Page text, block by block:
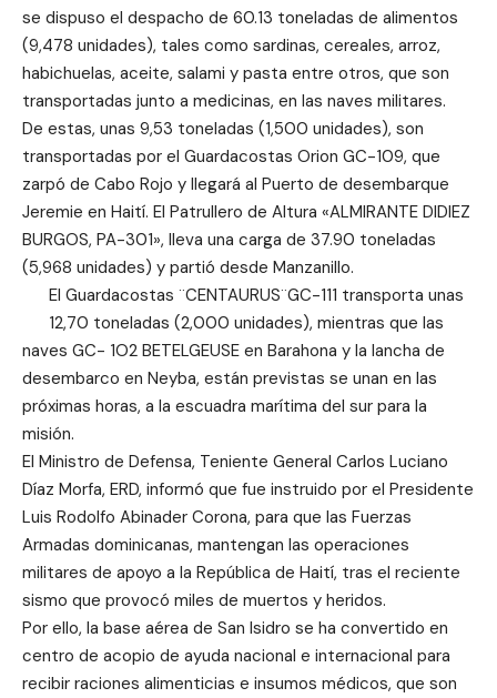
se dispuso el despacho de 60.13 toneladas de alimentos
(9,478 unidades), tales como sardinas, cereales, arroz,
habichuelas, aceite, salami y pasta entre otros, que son
transportadas junto a medicinas, en las naves militares.
De estas, unas 9,53 toneladas (1,500 unidades), son
transportadas por el Guardacostas Orion GC-109, que
zarpó de Cabo Rojo y llegará al Puerto de desembarque
Jeremie en Haití. El Patrullero de Altura «ALMIRANTE DIDIEZ
BURGOS, PA-301», lleva una carga de 37.90 toneladas
(5,968 unidades) y partió desde Manzanillo.
El Guardacostas ¨CENTAURUS¨GC-111 transporta unas
12,70 toneladas (2,000 unidades), mientras que las
naves GC- 1O2 BETELGEUSE en Barahona y la lancha de
desembarco en Neyba, están previstas se unan en las
próximas horas, a la escuadra marítima del sur para la
misión.
El Ministro de Defensa, Teniente General Carlos Luciano
Díaz Morfa, ERD, informó que fue instruido por el Presidente
Luis Rodolfo Abinader Corona, para que las Fuerzas
Armadas dominicanas, mantengan las operaciones
militares de apoyo a la República de Haití, tras el reciente
sismo que provocó miles de muertos y heridos.
Por ello, la base aérea de San Isidro se ha convertido en
centro de acopio de ayuda nacional e internacional para
recibir raciones alimenticias e insumos médicos, que son